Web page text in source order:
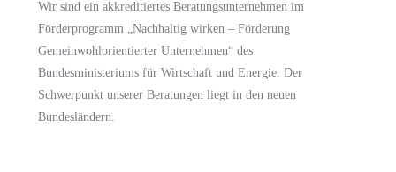
Wir sind ein akkreditiertes Beratungsunternehmen im
Förderprogramm
„Nachhaltig wirken – Förderung
Gemeinwohlorientierter Unternehmen“ des
Bundesministeriums für Wirtschaft und Energie. Der
Schwerpunkt unserer Beratungen liegt in den neuen
Bundesländern.